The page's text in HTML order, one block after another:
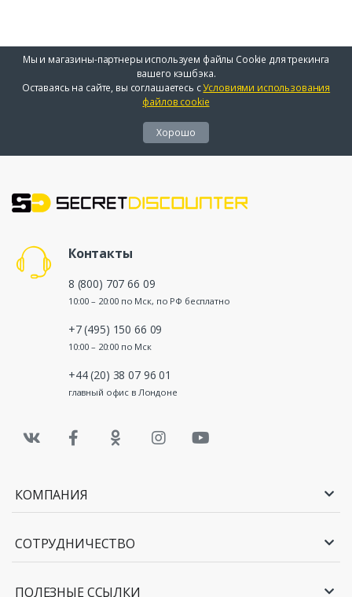
Мы и магазины-партнеры используем файлы Cookie для трекинга
вашего кэшбэка.
Оставаясь на сайте, вы соглашаетесь сУсловиями использования
файлов cookie
Хорошо
Контакты
8 (800) 707 66 09
10:00 – 20:00 по Мск, по РФ бесплатно
+7 (495) 150 66 09
10:00 – 20:00 по Мск
+44 (20) 38 07 96 01
главный офис в Лондоне
КОМПАНИЯ
СОТРУДНИЧЕСТВО
ПОЛЕЗНЫЕ ССЫЛКИ